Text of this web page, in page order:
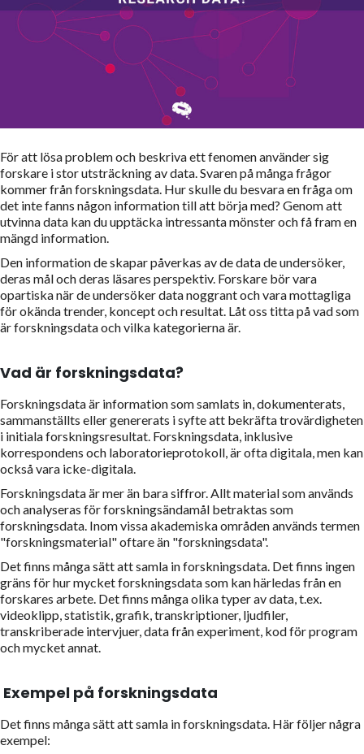
För att lösa problem och beskriva ett fenomen använder sig
forskare i stor utsträckning av data. Svaren på många frågor
kommer från forskningsdata. Hur skulle du besvara en fråga om
det inte fanns någon information till att börja med? Genom att
utvinna data kan du upptäcka intressanta mönster och få fram en
mängd information.
Den information de skapar påverkas av de data de undersöker,
deras mål och deras läsares perspektiv. Forskare bör vara
opartiska när de undersöker data noggrant och vara mottagliga
för okända trender, koncept och resultat. Låt oss titta på vad som
är forskningsdata och vilka kategorierna är.
Vad är forskningsdata?
Forskningsdata är information som samlats in, dokumenterats,
sammanställts eller genererats i syfte att bekräfta trovärdigheten
i initiala forskningsresultat. Forskningsdata, inklusive
korrespondens och laboratorieprotokoll, är ofta digitala, men kan
också vara icke-digitala.
Forskningsdata är mer än bara siffror. Allt material som används
och analyseras för forskningsändamål betraktas som
forskningsdata. Inom vissa akademiska områden används termen
"forskningsmaterial" oftare än "forskningsdata".
Det finns många sätt att samla in forskningsdata. Det finns ingen
gräns för hur mycket forskningsdata som kan härledas från en
forskares arbete. Det finns många olika typer av data, t.ex.
videoklipp, statistik, grafik, transkriptioner, ljudfiler,
transkriberade intervjuer, data från experiment, kod för program
och mycket annat.
Exempel på forskningsdata
Det finns många sätt att samla in forskningsdata. Här följer några
exempel: